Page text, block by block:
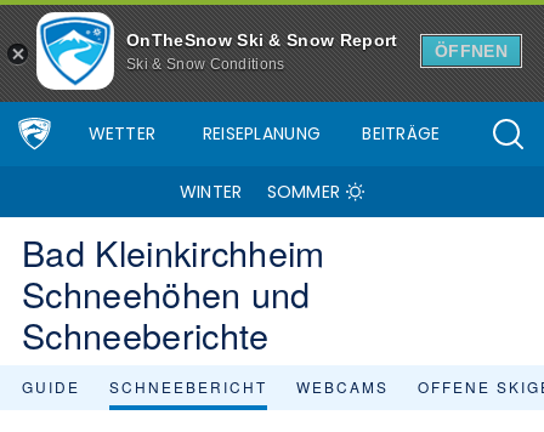
OnTheSnow Ski & Snow Report
Ski & Snow Conditions
ÖFFNEN
WETTER REISEPLANUNG BEITRÄGE
WINTER SOMMER
Bad Kleinkirchheim
Schneehöhen und
Schneeberichte
GUIDE SCHNEEBERICHT WEBCAMS OFFENE